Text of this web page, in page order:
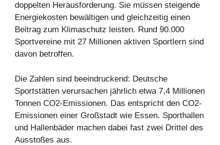
doppelten Herausforderung. Sie müssen steigende
Energiekosten bewältigen und gleichzeitig einen
Beitrag zum Klimaschutz leisten. Rund 90.000
Sportvereine mit 27 Millionen aktiven Sportlern sind
davon betroffen.
Die Zahlen sind beeindruckend: Deutsche
Sportstätten verursachen jährlich etwa 7,4 Millionen
Tonnen CO2-Emissionen. Das entspricht den CO2-
Emissionen einer Großstadt wie Essen. Sporthallen
und Hallenbäder machen dabei fast zwei Drittel des
Ausstoßes aus.